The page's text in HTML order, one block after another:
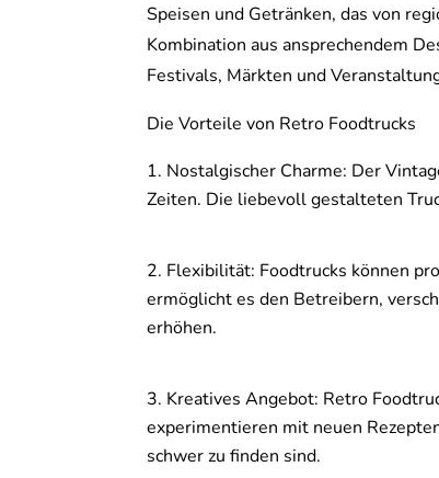
Speisen und Getränken, das von
Kombination aus ansprechendem
Festivals, Märkten und
Die Vorteile von Retro Foodtrucks
Nostalgischer Charme: Der
Zeiten. Die liebevoll gestalteten
Flexibilität: Foodtrucks können
ermöglicht es den Betreibern,
erhöhen.
Kreatives Angebot: Retro
experimentieren mit neuen
schwer zu finden sind.